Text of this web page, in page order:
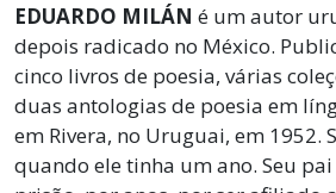
EDUARDO MILÁN é um autor
depois radicado no México.
cinco livros de poesia, várias
duas antologias de poesia em
em Rivera, no Uruguai, em 1952.
quando ele tinha um ano. Seu